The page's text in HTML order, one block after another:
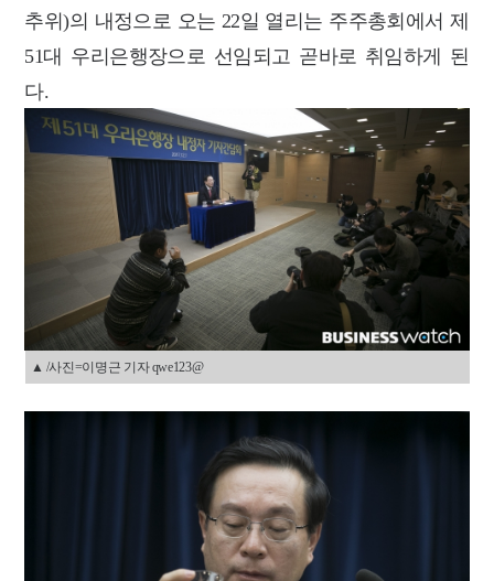
추위)의 내정으로 오는 22일 열리는 주주총회에서 제
51대 우리은행장으로 선임되고 곧바로 취임하게 된
다.
▲ /사진=이명근 기자 qwe123@